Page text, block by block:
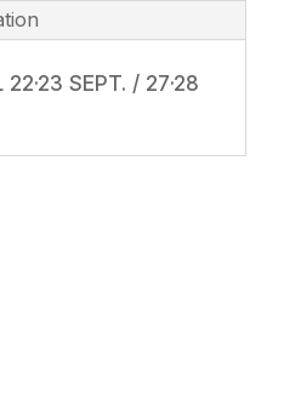
22·23 SEPT. / 27·28